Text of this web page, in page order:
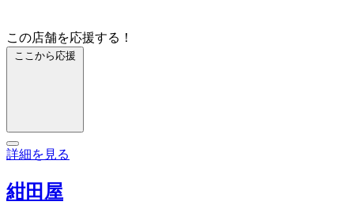
この店舗を応援する！
ここから応援
詳細を見る
紺田屋